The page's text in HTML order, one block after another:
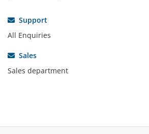
Support
All Enquiries
Sales
Sales department